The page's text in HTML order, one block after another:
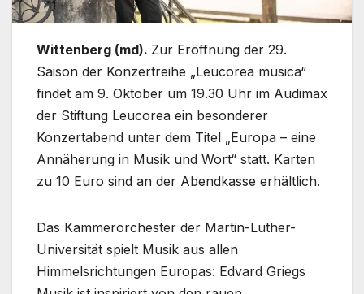
Wittenberg (md). Zur Eröffnung der 29.
Saison der Konzertreihe „Leucorea musica“
findet am 9. Oktober um 19.30 Uhr im Audimax
der Stiftung Leucorea ein besonderer
Konzertabend unter dem Titel „Europa – eine
Annäherung in Musik und Wort“ statt. Karten
zu 10 Euro sind an der Abendkasse erhältlich.
Das Kammerorchester der Martin-Luther-
Universität spielt Musik aus allen
Himmelsrichtungen Europas: Edvard Griegs